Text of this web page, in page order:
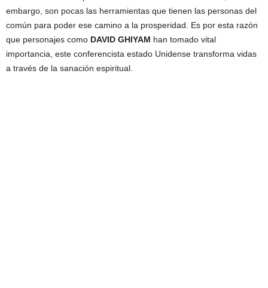
embargo, son pocas las herramientas que tienen las personas del
común para poder ese camino a la prosperidad. Es por esta razón
que personajes como DAVID GHIYAM han tomado vital
importancia, este conferencista estado Unidense transforma vidas
a través de la sanación espiritual.